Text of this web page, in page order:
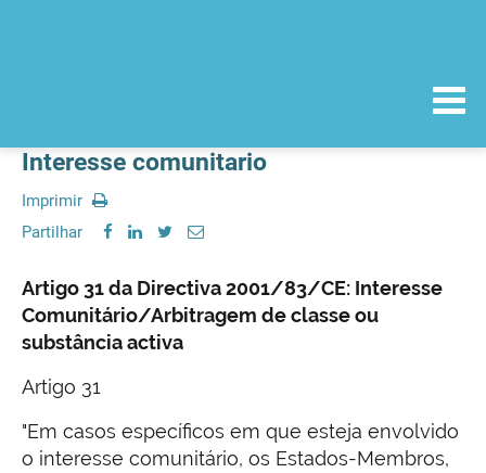
Interesse comunitario
Imprimir
Partilhar
Artigo 31 da Directiva 2001/83/CE: Interesse
Comunitário/Arbitragem de classe ou
substância activa
Artigo 31
"Em casos específicos em que esteja envolvido
o interesse comunitário, os Estados-Membros,